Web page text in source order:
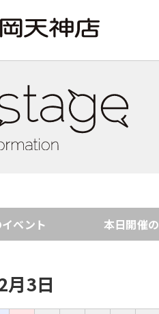
イベント 本日開催の
月3日